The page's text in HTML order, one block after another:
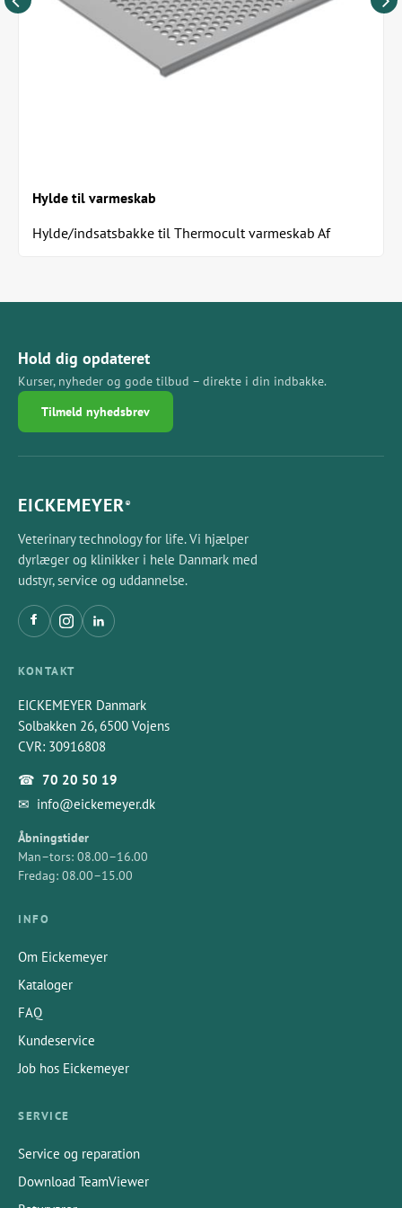
Hylde til varmeskab
Hylde/indsatsbakke til Thermocult varmeskab Af
Hold dig opdateret
Kurser, nyheder og gode tilbud – direkte i din indbakke.
Tilmeld nyhedsbrev
EICKEMEYER®
Veterinary technology for life. Vi hjælper
dyrlæger og klinikker i hele Danmark med
udstyr, service og uddannelse.
KONTAKT
EICKEMEYER Danmark
Solbakken 26, 6500 Vojens
CVR: 30916808
☎ 70 20 50 19
✉ info@eickemeyer.dk
Åbningstider
Man–tors: 08.00–16.00
Fredag: 08.00–15.00
INFO
Om Eickemeyer
Kataloger
FAQ
Kundeservice
Job hos Eickemeyer
SERVICE
Service og reparation
Download TeamViewer